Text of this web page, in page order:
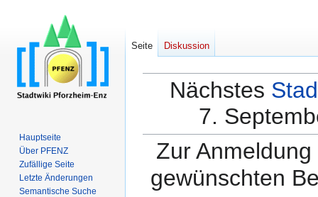
Nächstes
7.
Zur
gewünschten
Seite Diskussion
Hauptseite
Über PFENZ
Zufällige Seite
Letzte Änderungen
Semantische Suche